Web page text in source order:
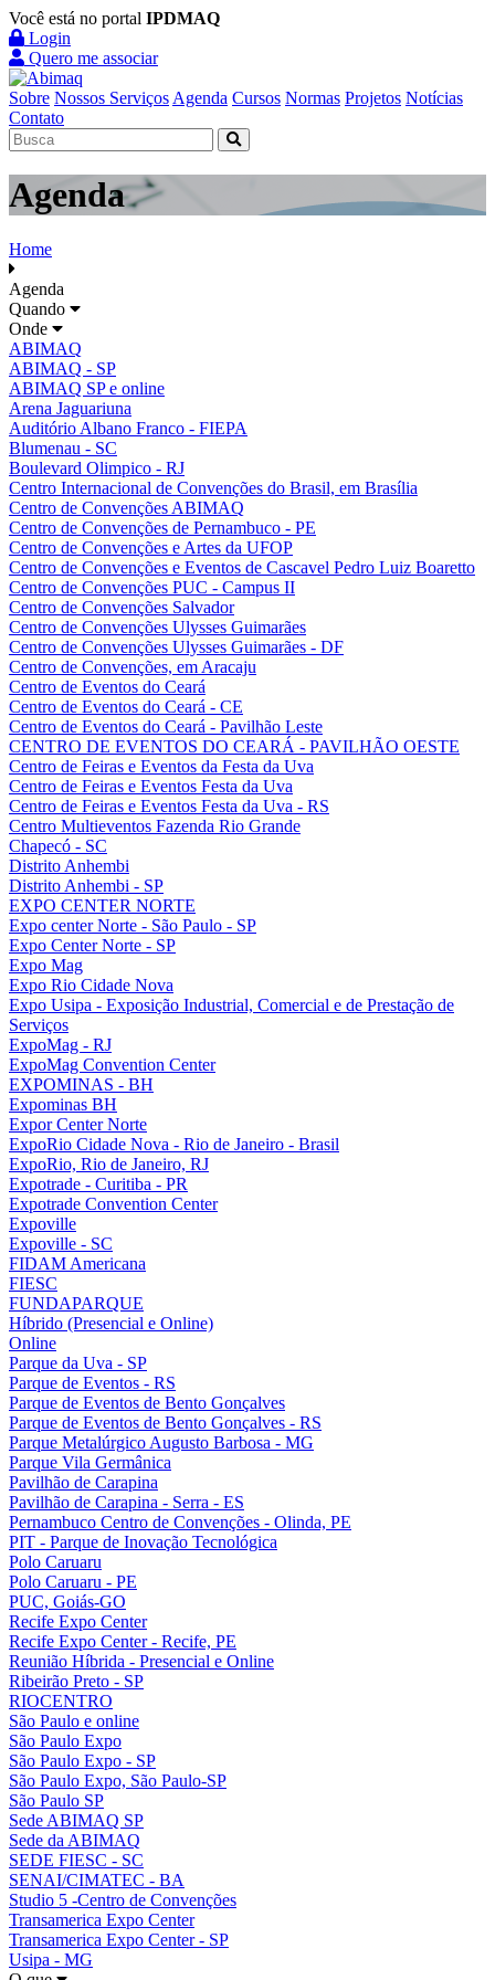
Você está no portal IPDMAQ
Login
Quero me associar
Sobre Nossos Serviços Agenda Cursos Normas Projetos Notícias
Contato
Agenda
Home
Agenda
Quando
Onde
ABIMAQ
ABIMAQ - SP
ABIMAQ SP e online
Arena Jaguariuna
Auditório Albano Franco - FIEPA
Blumenau - SC
Boulevard Olimpico - RJ
Centro Internacional de Convenções do Brasil, em Brasília
Centro de Convenções ABIMAQ
Centro de Convenções de Pernambuco - PE
Centro de Convenções e Artes da UFOP
Centro de Convenções e Eventos de Cascavel Pedro Luiz Boaretto
Centro de Convenções PUC - Campus II
Centro de Convenções Salvador
Centro de Convenções Ulysses Guimarães
Centro de Convenções Ulysses Guimarães - DF
Centro de Convenções, em Aracaju
Centro de Eventos do Ceará
Centro de Eventos do Ceará - CE
Centro de Eventos do Ceará - Pavilhão Leste
CENTRO DE EVENTOS DO CEARÁ - PAVILHÃO OESTE
Centro de Feiras e Eventos da Festa da Uva
Centro de Feiras e Eventos Festa da Uva
Centro de Feiras e Eventos Festa da Uva - RS
Centro Multieventos Fazenda Rio Grande
Chapecó - SC
Distrito Anhembi
Distrito Anhembi - SP
EXPO CENTER NORTE
Expo center Norte - São Paulo - SP
Expo Center Norte - SP
Expo Mag
Expo Rio Cidade Nova
Expo Usipa - Exposição Industrial, Comercial e de Prestação de
Serviços
ExpoMag - RJ
ExpoMag Convention Center
EXPOMINAS - BH
Expominas BH
Expor Center Norte
ExpoRio Cidade Nova - Rio de Janeiro - Brasil
ExpoRio, Rio de Janeiro, RJ
Expotrade - Curitiba - PR
Expotrade Convention Center
Expoville
Expoville - SC
FIDAM Americana
FIESC
FUNDAPARQUE
Híbrido (Presencial e Online)
Online
Parque da Uva - SP
Parque de Eventos - RS
Parque de Eventos de Bento Gonçalves
Parque de Eventos de Bento Gonçalves - RS
Parque Metalúrgico Augusto Barbosa - MG
Parque Vila Germânica
Pavilhão de Carapina
Pavilhão de Carapina - Serra - ES
Pernambuco Centro de Convenções - Olinda, PE
PIT - Parque de Inovação Tecnológica
Polo Caruaru
Polo Caruaru - PE
PUC, Goiás-GO
Recife Expo Center
Recife Expo Center - Recife, PE
Reunião Híbrida - Presencial e Online
Ribeirão Preto - SP
RIOCENTRO
São Paulo e online
São Paulo Expo
São Paulo Expo - SP
São Paulo Expo, São Paulo-SP
São Paulo SP
Sede ABIMAQ SP
Sede da ABIMAQ
SEDE FIESC - SC
SENAI/CIMATEC - BA
Studio 5 -Centro de Convenções
Transamerica Expo Center
Transamerica Expo Center - SP
Usipa - MG